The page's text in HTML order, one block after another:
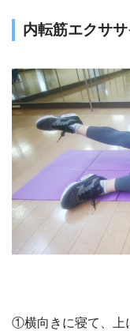
内転筋エクサ
①横向きに寝て、上